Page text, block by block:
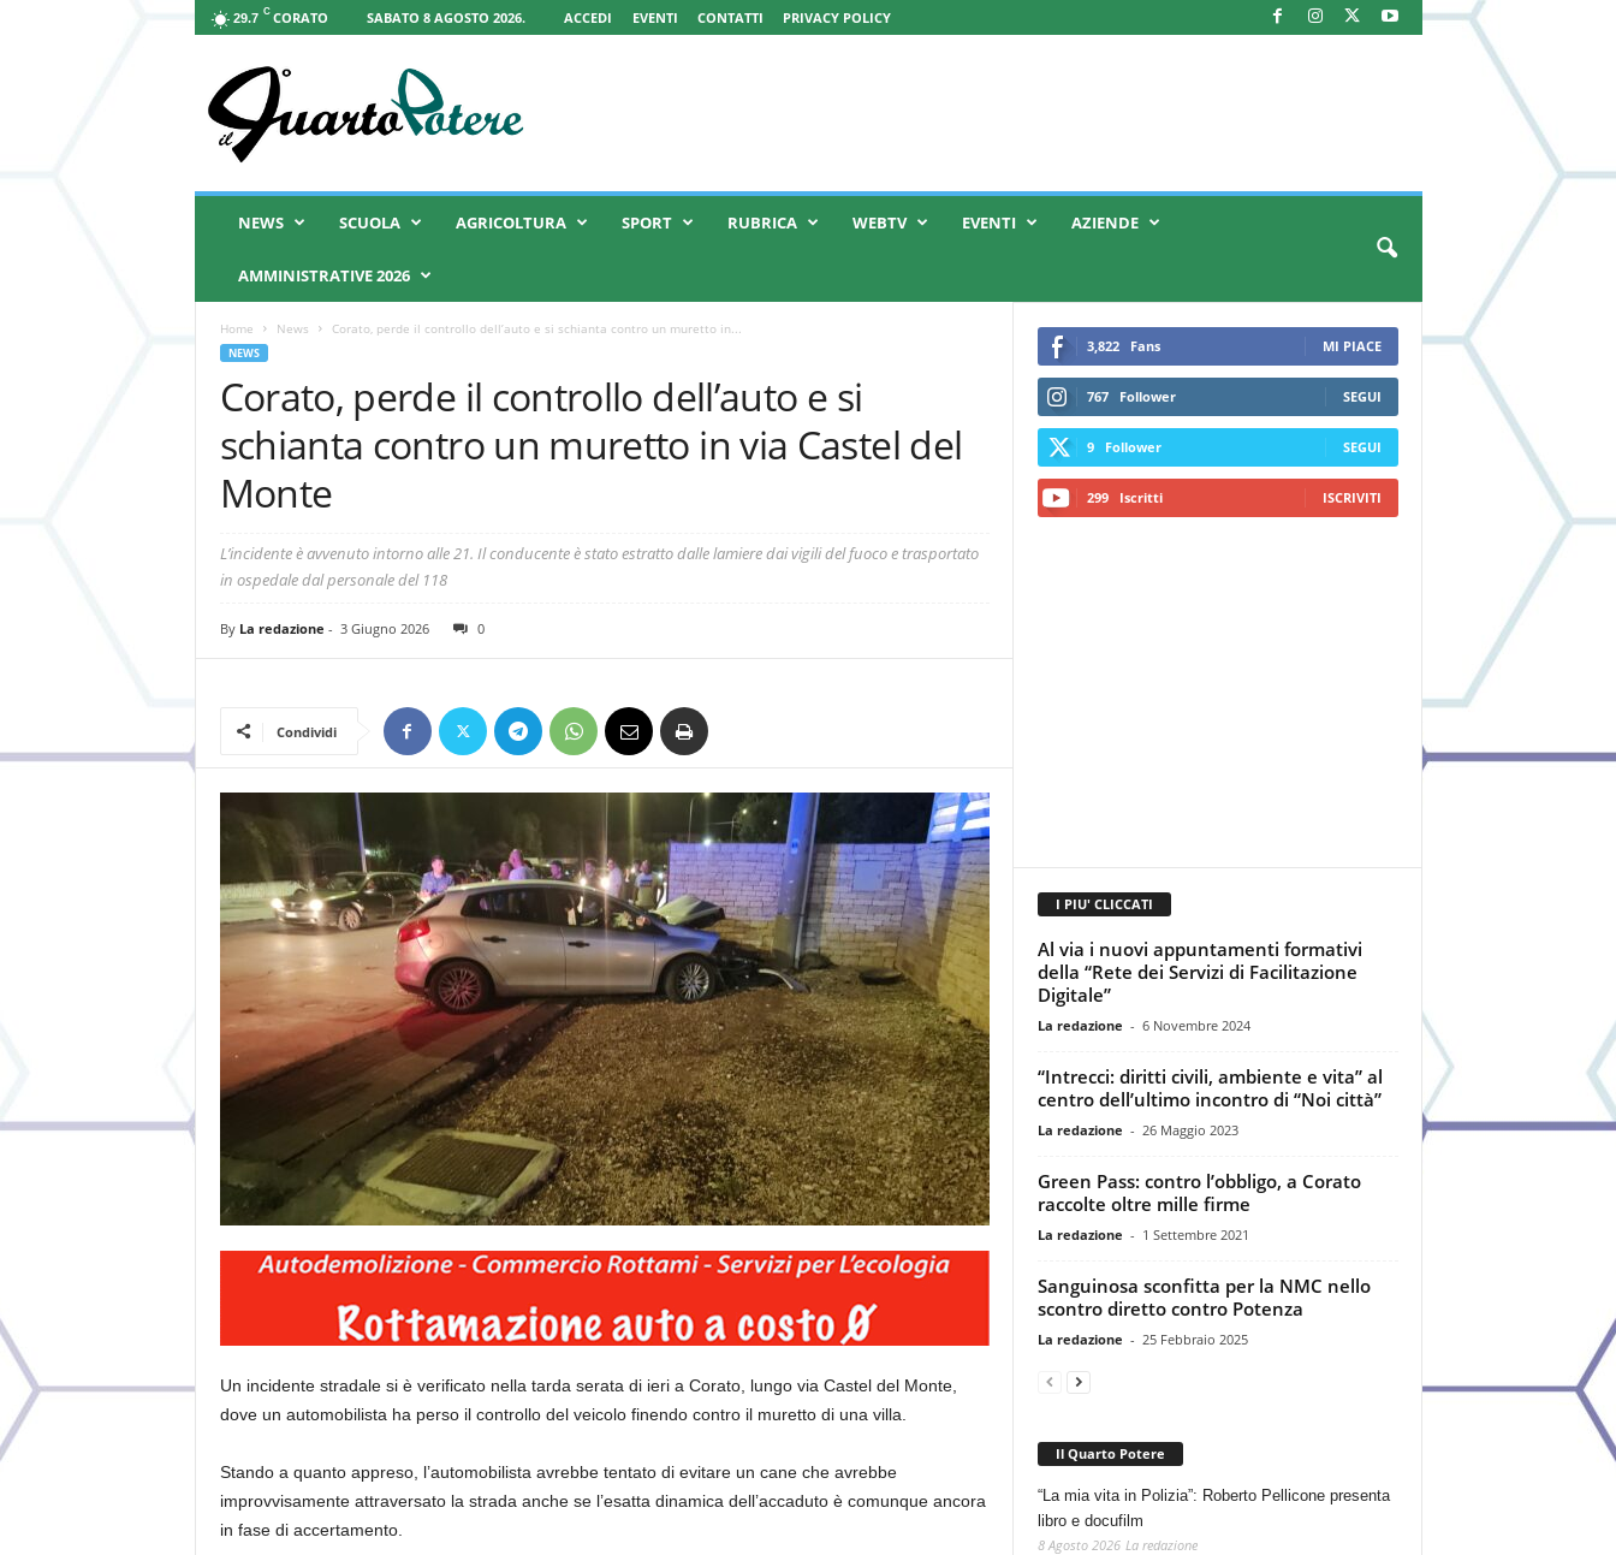
29.7 C CORATO SABATO 8 AGOSTO 2026. ACCEDI EVENTI CONTATTI PRIVACY POLICY
Q
NEWS SCUOLA AGRICOLTURA SPORT RUBRICA WEBTV EVENTI AZIENDE
AMMINISTRATIVE 2026
Home News Corato, perde il controllo dell’auto e si schianta contro un muretto in...
NEWS
Corato, perde il controllo dell’auto e si
schianta contro un muretto in via Castel del
Monte
L’incidente è avvenuto intorno alle 21. Il conducente è stato estratto dalle lamiere dai vigili del fuoco e trasportato
in ospedale dal personale del 118
By La redazione - 3 Giugno 2026 0
Condividi
Un incidente stradale si è verificato nella tarda serata di ieri a Corato, lungo via Castel del Monte,
dove un automobilista ha perso il controllo del veicolo finendo contro il muretto di una villa.
Stando a quanto appreso, l’automobilista avrebbe tentato di evitare un cane che avrebbe
improvvisamente attraversato la strada anche se l’esatta dinamica dell’accaduto è comunque ancora
in fase di accertamento.
3,822 Fans MI PIACE
767 Follower SEGUI
9 Follower SEGUI
299 Iscritti ISCRIVITI
I PIU' CLICCATI
Al via i nuovi appuntamenti formativi
della “Rete dei Servizi di Facilitazione
Digitale”
La redazione - 6 Novembre 2024
“Intrecci: diritti civili, ambiente e vita” al
centro dell’ultimo incontro di “Noi città”
La redazione - 26 Maggio 2023
Green Pass: contro l’obbligo, a Corato
raccolte oltre mille firme
La redazione - 1 Settembre 2021
Sanguinosa sconfitta per la NMC nello
scontro diretto contro Potenza
La redazione - 25 Febbraio 2025
Il Quarto Potere
“La mia vita in Polizia”: Roberto Pellicone presenta
libro e docufilm
8 Agosto 2026 La redazione